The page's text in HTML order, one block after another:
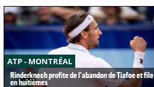
ATP - MONTRÉAL
Rinderknech profite de l'abandon de Tiafoe et file
en huitièmes